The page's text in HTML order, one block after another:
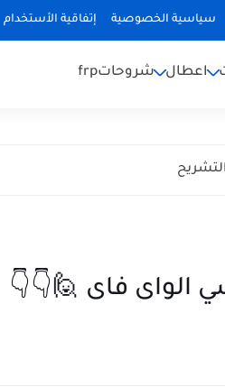
سياسية الخصوصية إتفاقية الأستخدام
اعطال شروحاتfrp
الواى فاى 🙋👇👇